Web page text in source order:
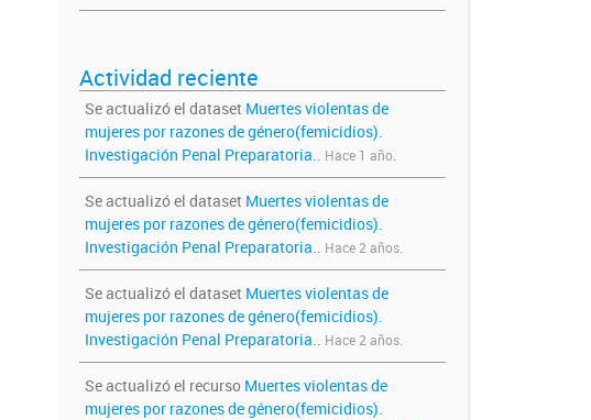
Actividad reciente
Se actualizó el dataset Muertes violentas de
mujeres por razones de género(femicidios).
Investigación Penal Preparatoria.. Hace 1 año.
Se actualizó el dataset Muertes violentas de
mujeres por razones de género(femicidios).
Investigación Penal Preparatoria.. Hace 2 años.
Se actualizó el dataset Muertes violentas de
mujeres por razones de género(femicidios).
Investigación Penal Preparatoria.. Hace 2 años.
Se actualizó el recurso Muertes violentas de
mujeres por razones de género(femicidios).